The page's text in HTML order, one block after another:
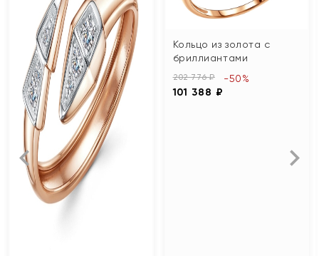
Кольцо из золота с
бриллиантами
202 776 ₽
101 388 ₽
-50%